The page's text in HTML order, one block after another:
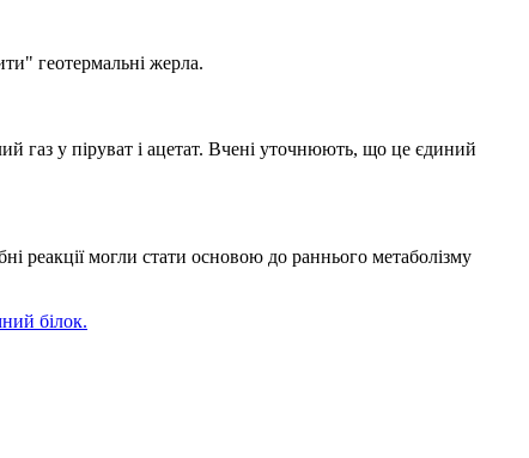
геотермальні жерла.
газ у піруват і ацетат. Вчені уточнюють, що це єдиний
реакції могли стати основою до раннього метаболізму
білок.